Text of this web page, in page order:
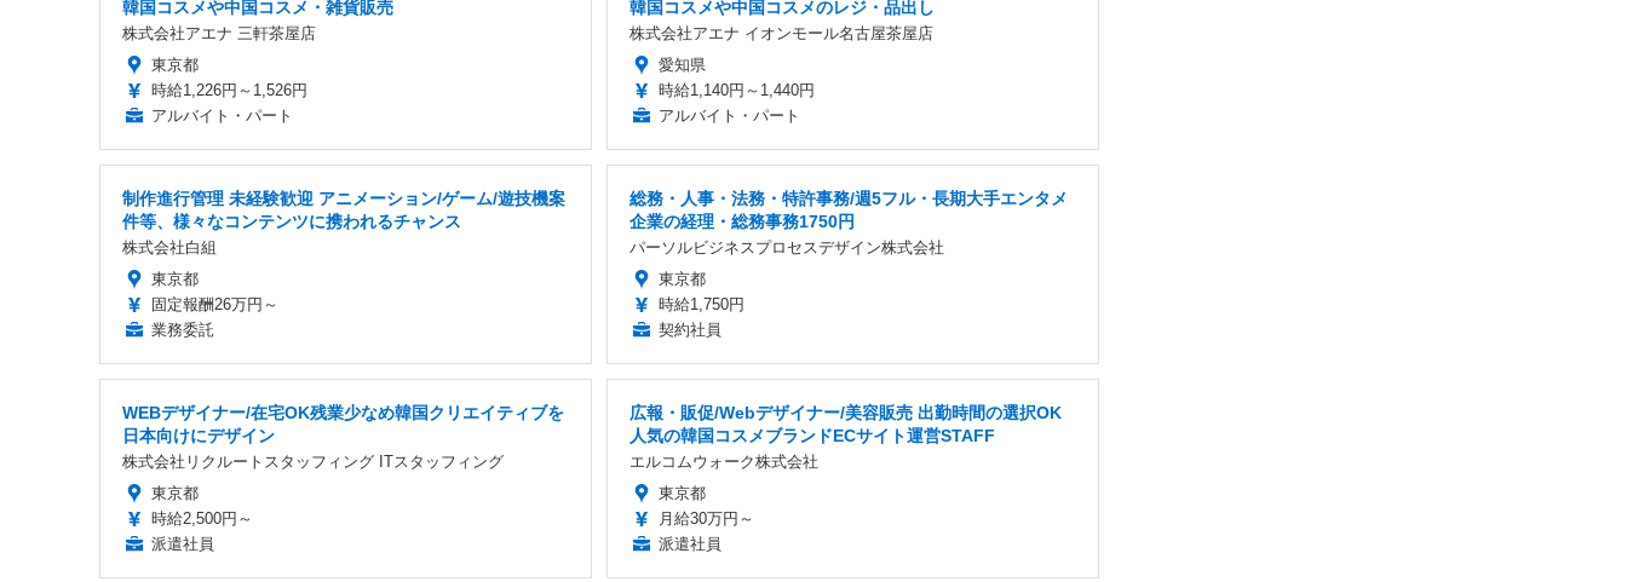
韓国コスメや中国コスメ・雑貨販売
株式会社アエナ 三軒茶屋店
東京都
時給1,226円～1,526円
アルバイト・パート
韓国コスメや中国コスメのレジ・品出し
株式会社アエナ イオンモール名古屋茶屋店
愛知県
時給1,140円～1,440円
アルバイト・パート
制作進行管理 未経験歓迎 アニメーション/ゲーム/遊技機案
件等、様々なコンテンツに携われるチャンス
株式会社白組
東京都
固定報酬26万円～
業務委託
総務・人事・法務・特許事務/週5フル・長期大手エンタメ
企業の経理・総務事務1750円
パーソルビジネスプロセスデザイン株式会社
東京都
時給1,750円
契約社員
WEBデザイナー/在宅OK残業少なめ韓国クリエイティブを
日本向けにデザイン
株式会社リクルートスタッフィング ITスタッフィング
東京都
時給2,500円～
派遣社員
広報・販促/Webデザイナー/美容販売 出勤時間の選択OK
人気の韓国コスメブランドECサイト運営STAFF
エルコムウォーク株式会社
東京都
月給30万円～
派遣社員